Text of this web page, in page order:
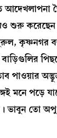
আদেখলাপনা
শুরু
কৃষ্ণনগর
পাওয়ার
মনে পড়ে
ভাবুন তো